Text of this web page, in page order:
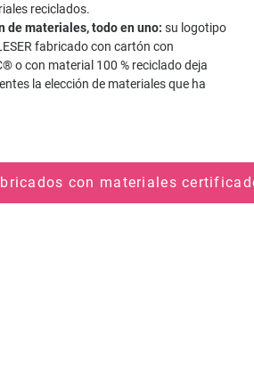
reciclados.
de materiales, todo en uno: su logotipo
fabricado con cartón con
o con material 100 % reciclado deja
la elección de materiales que ha
con materiales